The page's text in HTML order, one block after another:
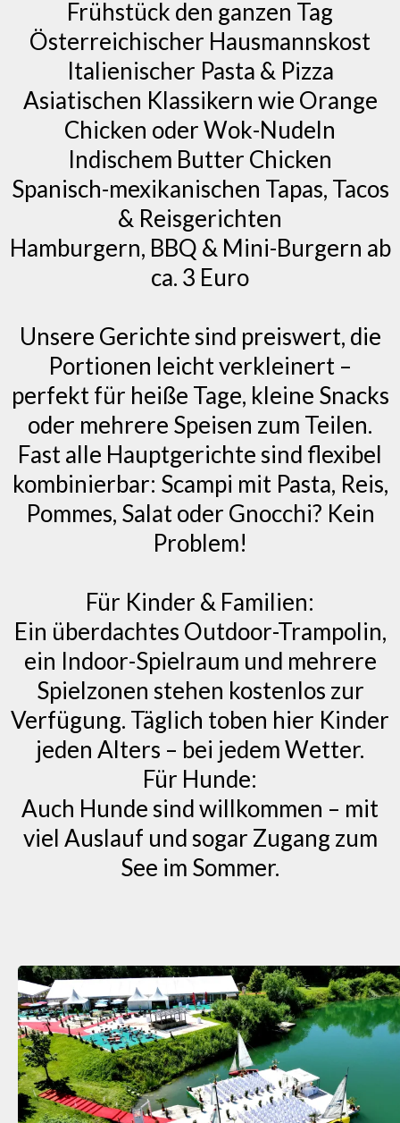
Frühstück den ganzen Tag
Österreichischer Hausmannskost
Italienischer Pasta & Pizza
Asiatischen Klassikern wie Orange
Chicken oder Wok-Nudeln
Indischem Butter Chicken
Spanisch-mexikanischen Tapas, Tacos
& Reisgerichten
Hamburgern, BBQ & Mini-Burgern ab
ca. 3 Euro
Unsere Gerichte sind preiswert, die
Portionen leicht verkleinert –
perfekt für heiße Tage, kleine Snacks
oder mehrere Speisen zum Teilen.
Fast alle Hauptgerichte sind flexibel
kombinierbar: Scampi mit Pasta, Reis,
Pommes, Salat oder Gnocchi? Kein
Problem!
Für Kinder & Familien:
Ein überdachtes Outdoor-Trampolin,
ein Indoor-Spielraum und mehrere
Spielzonen stehen kostenlos zur
Verfügung. Täglich toben hier Kinder
jeden Alters – bei jedem Wetter.
Für Hunde:
Auch Hunde sind willkommen – mit
viel Auslauf und sogar Zugang zum
See im Sommer.